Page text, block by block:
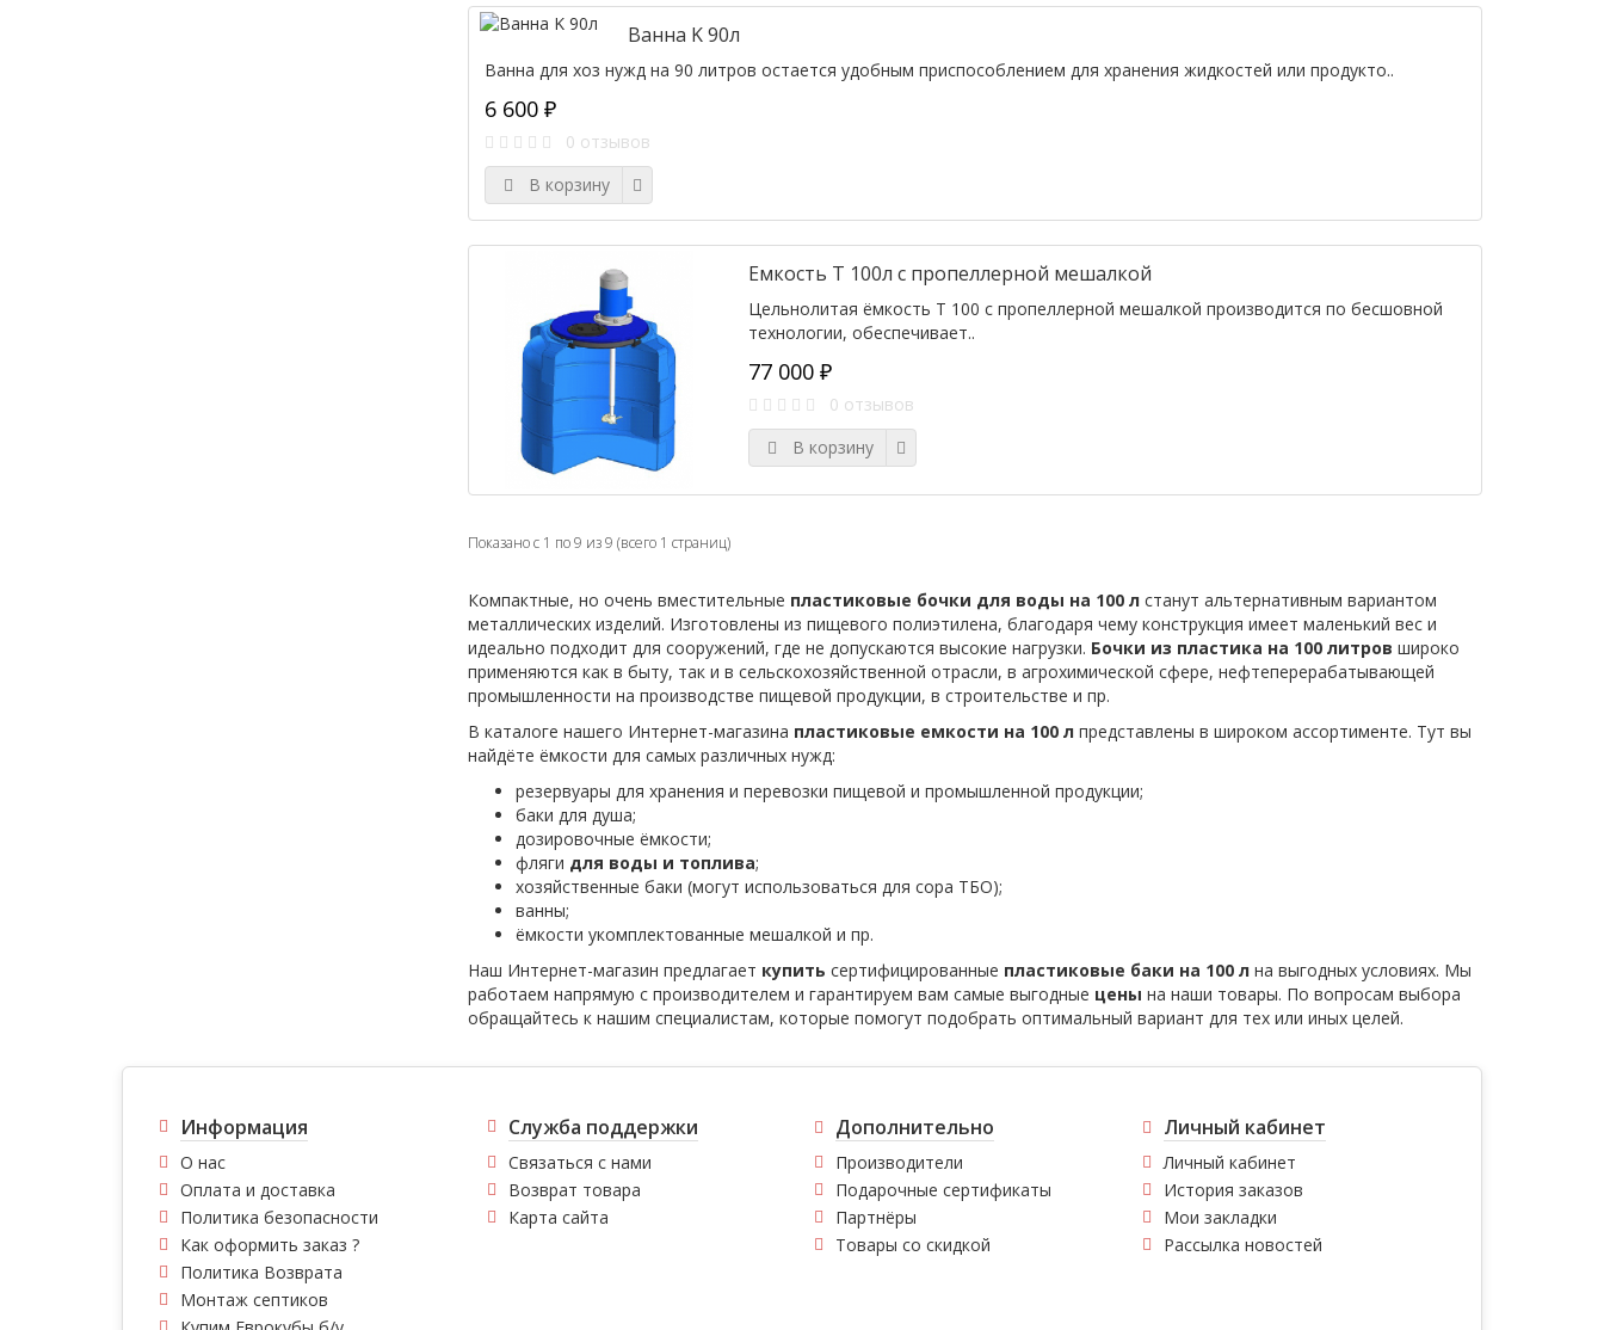
Ванна K 90л
Ванна для хоз нужд на 90 литров остается удобным приспособлением для хранения жидкостей или продукто..
6 600 ₽
0 отзывов
В корзину
Емкость T 100л c пропеллерной мешалкой
Цельнолитая ёмкость T 100 c пропеллерной мешалкой производится по бесшовной
технологии, обеспечивает..
77 000 ₽
0 отзывов
В корзину
Показано с 1 по 9 из 9 (всего 1 страниц)
Компактные, но очень вместительные пластиковые бочки для воды на 100 л станут альтернативным вариантом
металлических изделий. Изготовлены из пищевого полиэтилена, благодаря чему конструкция имеет маленький вес и
идеально подходит для сооружений, где не допускаются высокие нагрузки. Бочки из пластика на 100 литров широко
применяются как в быту, так и в сельскохозяйственной отрасли, в агрохимической сфере, нефтеперерабатывающей
промышленности на производстве пищевой продукции, в строительстве и пр.
В каталоге нашего Интернет-магазина пластиковые емкости на 100 л представлены в широком ассортименте. Тут вы
найдёте ёмкости для самых различных нужд:
резервуары для хранения и перевозки пищевой и промышленной продукции;
баки для душа;
дозировочные ёмкости;
фляги для воды и топлива;
хозяйственные баки (могут использоваться для сора ТБО);
ванны;
ёмкости укомплектованные мешалкой и пр.
Наш Интернет-магазин предлагает купить сертифицированные пластиковые баки на 100 л на выгодных условиях. Мы
работаем напрямую с производителем и гарантируем вам самые выгодные цены на наши товары. По вопросам выбора
обращайтесь к нашим специалистам, которые помогут подобрать оптимальный вариант для тех или иных целей.
Информация
О нас
Оплата и доставка
Политика безопасности
Как оформить заказ ?
Политика Возврата
Монтаж септиков
Служба поддержки
Связаться с нами
Возврат товара
Карта сайта
Дополнительно
Производители
Подарочные сертификаты
Партнёры
Товары со скидкой
Личный кабинет
Личный кабинет
История заказов
Мои закладки
Рассылка новостей